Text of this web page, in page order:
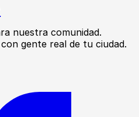
nuestra comunidad.
gente real de tu ciudad.